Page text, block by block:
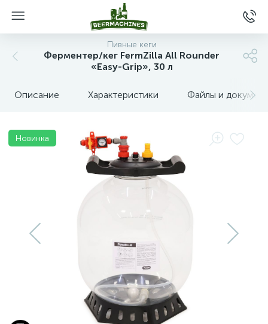
Пивные кеги
Ферментер/кег FermZilla All Rounder
«Easy-Grip», 30 л
Описание Характеристики Файлы и
Новинка